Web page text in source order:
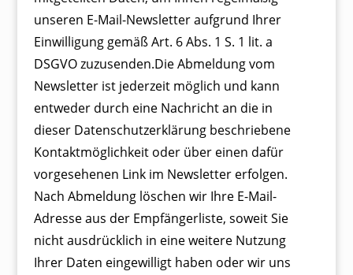
unseren E-Mail-Newsletter aufgrund Ihrer
Einwilligung gemäß Art. 6 Abs. 1 S. 1 lit. a
DSGVO zuzusenden.Die Abmeldung vom
Newsletter ist jederzeit möglich und kann
entweder durch eine Nachricht an die in
dieser Datenschutzerklärung beschriebene
Kontaktmöglichkeit oder über einen dafür
vorgesehenen Link im Newsletter erfolgen.
Nach Abmeldung löschen wir Ihre E-Mail-
Adresse aus der Empfängerliste, soweit Sie
nicht ausdrücklich in eine weitere Nutzung
Ihrer Daten eingewilligt haben oder wir uns